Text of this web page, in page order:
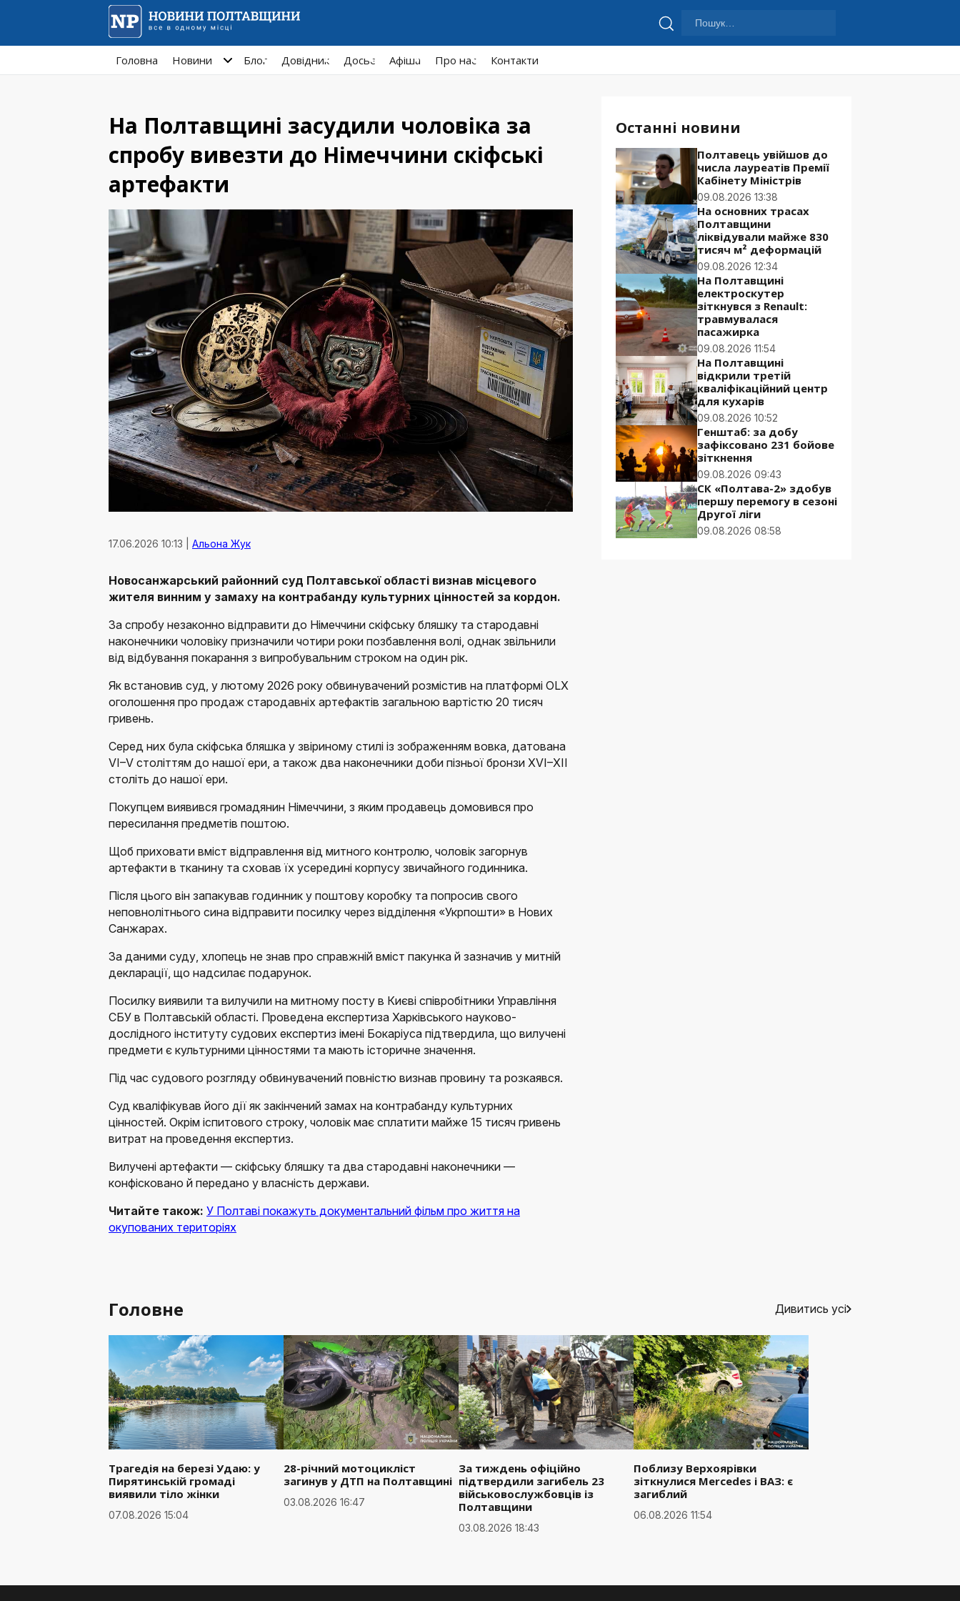
Пошук:
Головна Новини Блог Довідник Досьє Афiша Про нас Контакти
На Полтавщині засудили чоловіка за
спробу вивезти до Німеччини скіфські
артефакти
17.06.2026 10:13 | Альона Жук
Новосанжарський районний суд Полтавської області визнав місцевого
жителя винним у замаху на контрабанду культурних цінностей за кордон.
За спробу незаконно відправити до Німеччини скіфську бляшку та стародавні
наконечники чоловіку призначили чотири роки позбавлення волі, однак звільнили
від відбування покарання з випробувальним строком на один рік.
Як встановив суд, у лютому 2026 року обвинувачений розмістив на платформі OLX
оголошення про продаж стародавніх артефактів загальною вартістю 20 тисяч
гривень.
Серед них була скіфська бляшка у звіриному стилі із зображенням вовка, датована
VI–V століттям до нашої ери, а також два наконечники доби пізньої бронзи XVI–XII
століть до нашої ери.
Покупцем виявився громадянин Німеччини, з яким продавець домовився про
пересилання предметів поштою.
Щоб приховати вміст відправлення від митного контролю, чоловік загорнув
артефакти в тканину та сховав їх усередині корпусу звичайного годинника.
Після цього він запакував годинник у поштову коробку та попросив свого
неповнолітнього сина відправити посилку через відділення «Укрпошти» в Нових
Санжарах.
За даними суду, хлопець не знав про справжній вміст пакунка й зазначив у митній
декларації, що надсилає подарунок.
Посилку виявили та вилучили на митному посту в Києві співробітники Управління
СБУ в Полтавській області. Проведена експертиза Харківського науково-
дослідного інституту судових експертиз імені Бокаріуса підтвердила, що вилучені
предмети є культурними цінностями та мають історичне значення.
Під час судового розгляду обвинувачений повністю визнав провину та розкаявся.
Суд кваліфікував його дії як закінчений замах на контрабанду культурних
цінностей. Окрім іспитового строку, чоловік має сплатити майже 15 тисяч гривень
витрат на проведення експертиз.
Вилучені артефакти — скіфську бляшку та два стародавні наконечники —
конфісковано й передано у власність держави.
Читайте також: У Полтаві покажуть документальний фільм про життя на
окупованих територіях
Останні новини
Полтавець увійшов до
числа лауреатів Премії
Кабінету Міністрів
09.08.2026 13:38
На основних трасах
Полтавщини
ліквідували майже 830
тисяч м² деформацій
09.08.2026 12:34
На Полтавщині
електроскутер
зіткнувся з Renault:
травмувалася
пасажирка
09.08.2026 11:54
На Полтавщині
відкрили третій
кваліфікаційний центр
для кухарів
09.08.2026 10:52
Генштаб: за добу
зафіксовано 231 бойове
зіткнення
09.08.2026 09:43
СК «Полтава-2» здобув
першу перемогу в сезоні
Другої ліги
09.08.2026 08:58
Головне Дивитись усі
Трагедія на березі Удаю: у
Пирятинській громаді
виявили тіло жінки
07.08.2026 15:04
28-річний мотоцикліст
загинув у ДТП на Полтавщині
03.08.2026 16:47
За тиждень офіційно
підтвердили загибель 23
військовослужбовців із
Полтавщини
03.08.2026 18:43
Поблизу Верхоярівки
зіткнулися Mercedes і ВАЗ: є
загиблий
06.08.2026 11:54